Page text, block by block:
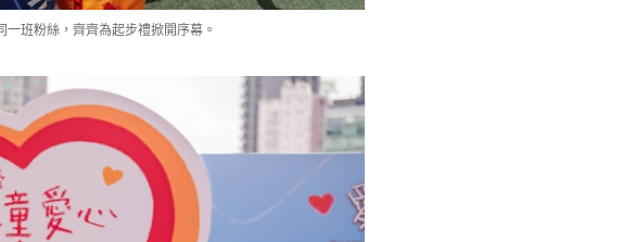
班粉絲，齊齊為起步禮掀開序幕。